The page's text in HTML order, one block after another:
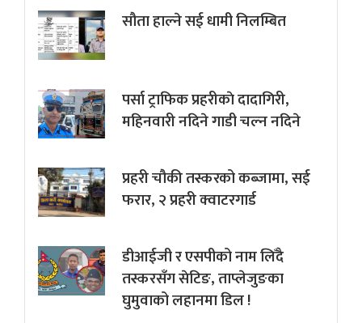
सौता हाल्ने सई धामी निलम्बित
पर्सा ट्राफिक प्रहरीकाे दादागिरी,
महिनवारी नदिने गाडी चल्न नदिने
प्रहरी चौकी तस्करको कब्जामा, सई
फरार, २ प्रहरी क्वाटरगार्ड
डीआईजी र एसपीको नाम लिँदै
तस्करसँग सेटिङ, ताप्लेजुङका
घुमुवाको लहानमा डिल !